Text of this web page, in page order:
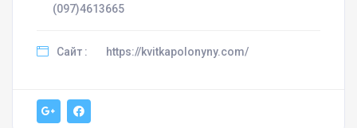
(097)4613665
Сайт : https://kvitkapolonyny.com/